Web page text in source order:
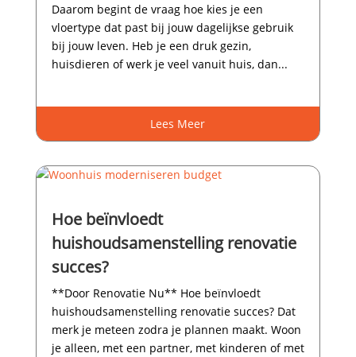
Daarom begint de vraag hoe kies je een
vloertype dat past bij jouw dagelijkse gebruik
bij jouw leven.​ Heb je een druk gezin,
huisdieren of werk je veel vanuit huis, dan...
Lees Meer
Hoe beïnvloedt
huishoudsamenstelling renovatie
succes?
**Door Renovatie Nu** Hoe beïnvloedt
huishoudsamenstelling renovatie succes? Dat
merk je meteen zodra je plannen maakt.​ Woon
je alleen, met een partner, met kinderen of met